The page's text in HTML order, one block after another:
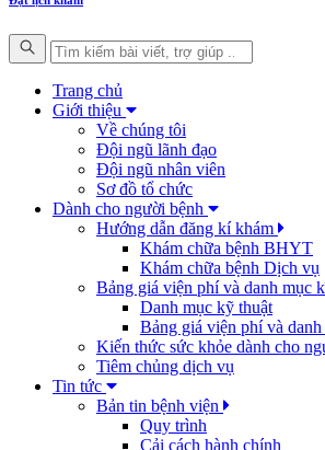
Trang chủ
Giới thiệu
Về chúng tôi
Đội ngũ lãnh đạo
Đội ngũ nhân viên
Sơ đồ tổ chức
Dành cho người bệnh
Hướng dẫn đăng kí khám
Khám chữa bệnh BHYT
Khám chữa bệnh Dịch vụ
Bảng giá viện phí và danh mục
Danh mục kỹ thuật
Bảng giá viện phí và
Kiến thức sức khỏe dành cho
Tiêm chủng dịch vụ
Tin tức
Bản tin bệnh viện
Quy trình
Cải cách hành chính